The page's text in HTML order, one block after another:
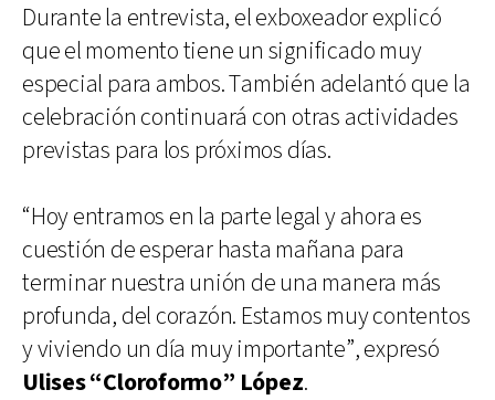
Durante la entrevista, el exboxeador explicó
que el momento tiene un significado muy
especial para ambos. También adelantó que la
celebración continuará con otras actividades
previstas para los próximos días.
“Hoy entramos en la parte legal y ahora es
cuestión de esperar hasta mañana para
terminar nuestra unión de una manera más
profunda, del corazón. Estamos muy contentos
y viviendo un día muy importante”, expresó
Ulises “Cloroformo” López.